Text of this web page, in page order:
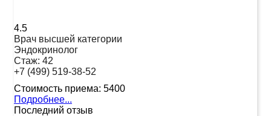
4.5
Врач высшей категории
Эндокринолог
Стаж: 42
+7 (499) 519-38-52
Стоимость приема: 5400
Подробнее...
Последний отзыв